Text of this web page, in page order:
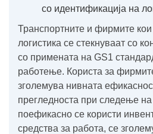
со идентификација на
Транспортните и фирмите
логистика се стекнуваат со
со примената на GS1
работење. Користа за
зголемува нивната
прегледноста при следење на
поефикасно се користи
средства за работа, се